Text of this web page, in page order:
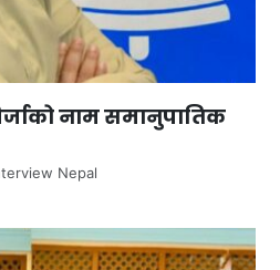
नाम समानुपातिक
Nepal